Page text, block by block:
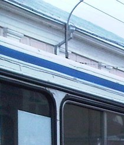
Перейти к основному содержанию